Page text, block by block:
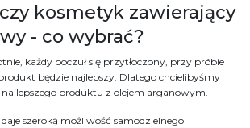
kosmetyk zawierający
- co wybrać?
każdy poczuł się przytłoczony, przy próbie
będzie najlepszy. Dlatego chcielibyśmy
produktu z olejem arganowym.
szeroką możliwość samodzielnego